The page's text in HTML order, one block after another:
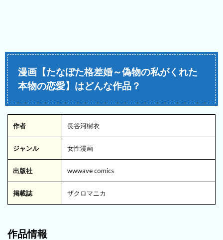
漫画【たなぼた格差婚～偽物の私がくれた
本物の恋愛】はどんな作品？
作者 長谷河樹衣
ジャンル 女性漫画
出版社 wwwave comics
掲載誌 ザクロマニカ
作品情報